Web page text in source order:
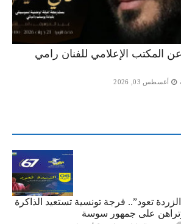
المكتب الإعلامي للفنان رامي
أغسطس 03, 2026
تعود”.. فرجة تونسية تستعيد الذاكرة
على جمهور سوسة